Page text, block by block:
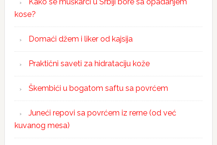
Kako se muškarci u Srbiji bore sa opadanjem
kose?
Domaći džem i liker od kajsija
Praktični saveti za hidrataciju kože
Škembići u bogatom saftu sa povrćem
Juneći repovi sa povrćem iz rerne (od već
kuvanog mesa)